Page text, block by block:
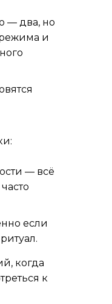
— два, но
режима и
— всё
если
когда
к